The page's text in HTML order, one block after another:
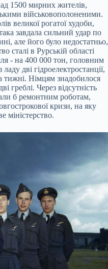
1500 мирних жителів,
військовополоненими.
великої рогатої худоби,
завдала сильний удар по
але його було недостатньо,
сталі в Рурській області
- на 400 000 тон, головним
дві гідроелектростанції,
тижні. Німцям знадобилося
греблі. Через відсутність
б ремонтним роботам,
кризи, на яку
міністерство.